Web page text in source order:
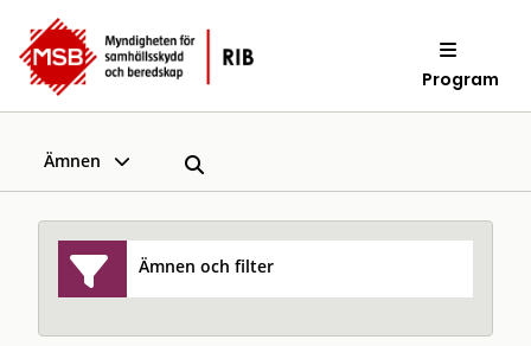
Program
Ämnen
Ämnen och filter